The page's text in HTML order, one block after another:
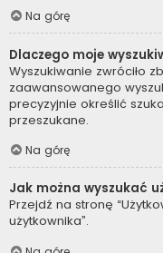
Na górę
Dlaczego moje
Wyszukiwanie zwróciło
zaawansowanego
precyzyjnie określić
przeszukane.
Na górę
Jak można wyszukać
Przejdź na stronę
użytkownika”.